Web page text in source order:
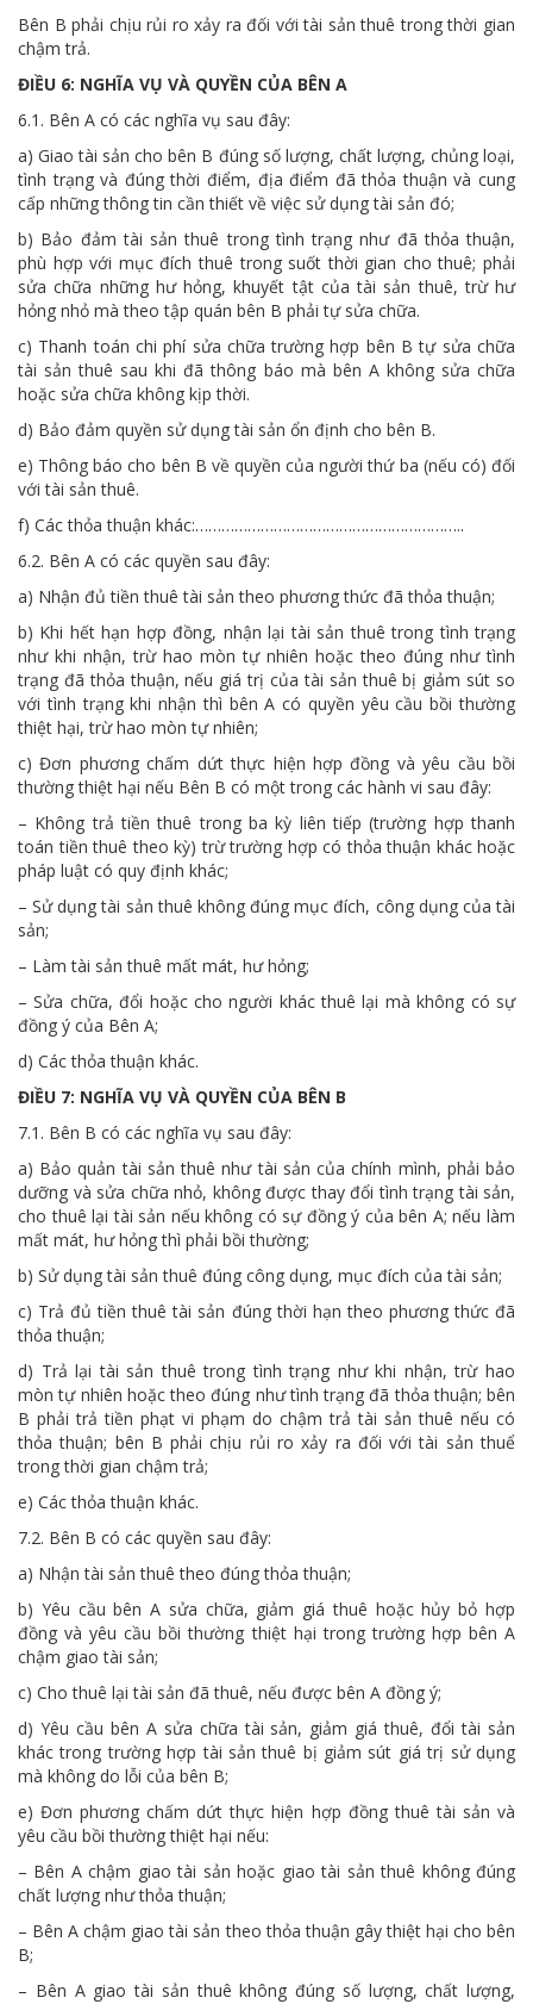
Bên B phải chịu rủi ro xảy ra đối với tài sản thuê trong thời gian
chậm trả.
ĐIỀU 6: NGHĨA VỤ VÀ QUYỀN CỦA BÊN A
6.1. Bên A có các nghĩa vụ sau đây:
a) Giao tài sản cho bên B đúng số lượng, chất lượng, chủng loại,
tình trạng và đúng thời điểm, địa điểm đã thỏa thuận và cung
cấp những thông tin cần thiết về việc sử dụng tài sản đó;
b) Bảo đảm tài sản thuê trong tình trạng như đã thỏa thuận,
phù hợp với mục đích thuê trong suốt thời gian cho thuê; phải
sửa chữa những hư hỏng, khuyết tật của tài sản thuê, trừ hư
hỏng nhỏ mà theo tập quán bên B phải tự sửa chữa.
c) Thanh toán chi phí sửa chữa trường hợp bên B tự sửa chữa
tài sản thuê sau khi đã thông báo mà bên A không sửa chữa
hoặc sửa chữa không kịp thời.
d) Bảo đảm quyền sử dụng tài sản ổn định cho bên B.
e) Thông báo cho bên B về quyền của người thứ ba (nếu có) đối
với tài sản thuê.
f) Các thỏa thuận khác:……………………………………………………..
6.2. Bên A có các quyền sau đây:
a) Nhận đủ tiền thuê tài sản theo phương thức đã thỏa thuận;
b) Khi hết hạn hợp đồng, nhận lại tài sản thuê trong tình trạng
như khi nhận, trừ hao mòn tự nhiên hoặc theo đúng như tình
trạng đã thỏa thuận, nếu giá trị của tài sản thuê bị giảm sút so
với tình trạng khi nhận thì bên A có quyền yêu cầu bồi thường
thiệt hại, trừ hao mòn tự nhiên;
c) Đơn phương chấm dứt thực hiện hợp đồng và yêu cầu bồi
thường thiệt hại nếu Bên B có một trong các hành vi sau đây:
– Không trả tiền thuê trong ba kỳ liên tiếp (trường hợp thanh
toán tiền thuê theo kỳ) trừ trường hợp có thỏa thuận khác hoặc
pháp luật có quy định khác;
– Sử dụng tài sản thuê không đúng mục đích, công dụng của tài
sản;
– Làm tài sản thuê mất mát, hư hỏng;
– Sửa chữa, đổi hoặc cho người khác thuê lại mà không có sự
đồng ý của Bên A;
d) Các thỏa thuận khác.
ĐIỀU 7: NGHĨA VỤ VÀ QUYỀN CỦA BÊN B
7.1. Bên B có các nghĩa vụ sau đây:
a) Bảo quản tài sản thuê như tài sản của chính mình, phải bảo
dưỡng và sửa chữa nhỏ, không được thay đổi tình trạng tài sản,
cho thuê lại tài sản nếu không có sự đồng ý của bên A; nếu làm
mất mát, hư hỏng thì phải bồi thường;
b) Sử dụng tài sản thuê đúng công dụng, mục đích của tài sản;
c) Trả đủ tiền thuê tài sản đúng thời hạn theo phương thức đã
thỏa thuận;
d) Trả lại tài sản thuê trong tình trạng như khi nhận, trừ hao
mòn tự nhiên hoặc theo đúng như tình trạng đã thỏa thuận; bên
B phải trả tiền phạt vi phạm do chậm trả tài sản thuê nếu có
thỏa thuận; bên B phải chịu rủi ro xảy ra đối với tài sản thuể
trong thời gian chậm trả;
e) Các thỏa thuận khác.
7.2. Bên B có các quyền sau đây:
a) Nhận tài sản thuê theo đúng thỏa thuận;
b) Yêu cầu bên A sửa chữa, giảm giá thuê hoặc hủy bỏ hợp
đồng và yêu cầu bồi thường thiệt hại trong trường hợp bên A
chậm giao tài sản;
c) Cho thuê lại tài sản đã thuê, nếu được bên A đồng ý;
d) Yêu cầu bên A sửa chữa tài sản, giảm giá thuê, đổi tài sản
khác trong trường hợp tài sản thuê bị giảm sút giá trị sử dụng
mà không do lỗi của bên B;
e) Đơn phương chấm dứt thực hiện hợp đồng thuê tài sản và
yêu cầu bồi thường thiệt hại nếu:
– Bên A chậm giao tài sản hoặc giao tài sản thuê không đúng
chất lượng như thỏa thuận;
– Bên A chậm giao tài sản theo thỏa thuận gây thiệt hại cho bên
B;
– Bên A giao tài sản thuê không đúng số lượng, chất lượng,